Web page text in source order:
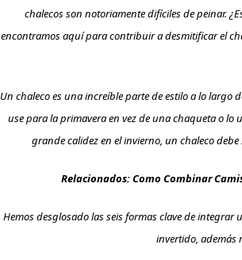
chalecos son notoriamente difíciles de peinar.
encontramos aquí para contribuir a desmitificar el
Un chaleco es una increíble parte de estilo a lo largo
use para la primavera en vez de una chaqueta o lo
grande calidez en el invierno, un chaleco
Relacionados:Como Combinar
Hemos desglosado las seis formas clave de
invertido, además